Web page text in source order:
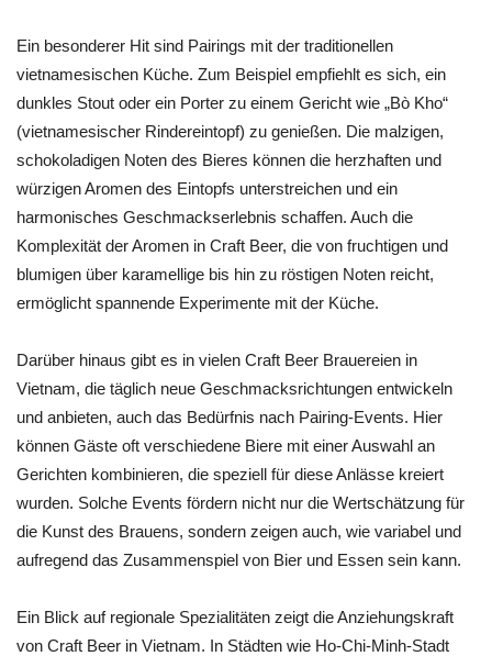
Ein besonderer Hit sind Pairings mit der traditionellen
vietnamesischen Küche. Zum Beispiel empfiehlt es sich, ein
dunkles Stout oder ein Porter zu einem Gericht wie „Bò Kho“
(vietnamesischer Rindereintopf) zu genießen. Die malzigen,
schokoladigen Noten des Bieres können die herzhaften und
würzigen Aromen des Eintopfs unterstreichen und ein
harmonisches Geschmackserlebnis schaffen. Auch die
Komplexität der Aromen in Craft Beer, die von fruchtigen und
blumigen über karamellige bis hin zu röstigen Noten reicht,
ermöglicht spannende Experimente mit der Küche.
Darüber hinaus gibt es in vielen Craft Beer Brauereien in
Vietnam, die täglich neue Geschmacksrichtungen entwickeln
und anbieten, auch das Bedürfnis nach Pairing-Events. Hier
können Gäste oft verschiedene Biere mit einer Auswahl an
Gerichten kombinieren, die speziell für diese Anlässe kreiert
wurden. Solche Events fördern nicht nur die Wertschätzung für
die Kunst des Brauens, sondern zeigen auch, wie variabel und
aufregend das Zusammenspiel von Bier und Essen sein kann.
Ein Blick auf regionale Spezialitäten zeigt die Anziehungskraft
von Craft Beer in Vietnam. In Städten wie Ho-Chi-Minh-Stadt